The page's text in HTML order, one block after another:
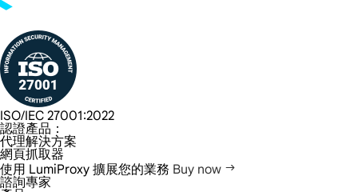
ISO/IEC 27001:2022
認證產品：
代理解決方案
網頁抓取器
使用 LumiProxy 擴展您的業務 Buy now
諮詢專家